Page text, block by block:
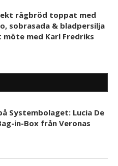
rågbröd toppat med
sobrasada & bladpersilja
möte med Karl Fredriks
Systembolaget: Lucia De
in-Box från Veronas